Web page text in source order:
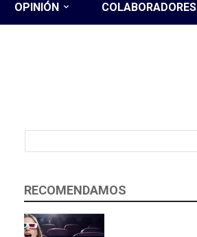
OPINIÓN COLABORADORES
RECOMENDAMOS